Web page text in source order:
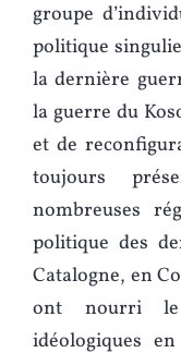
groupe
politique
la dernière
la guerre du
et de
toujours
nombreuses
politique des
Catalogne, en
ont nourri le
idéologiques